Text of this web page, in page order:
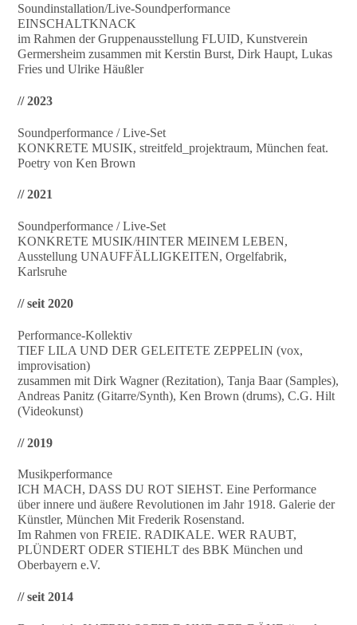
Soundinstallation/Live-Soundperformance
EINSCHALTKNACK
im Rahmen der Gruppenausstellung FLUID, Kunstverein
Germersheim zusammen mit Kerstin Burst, Dirk Haupt, Lukas
Fries und Ulrike Häußler
// 2023
Soundperformance / Live-Set
KONKRETE MUSIK, streitfeld_projektraum, München feat.
Poetry von Ken Brown
// 2021
Soundperformance / Live-Set
KONKRETE MUSIK/HINTER MEINEM LEBEN,
Ausstellung UNAUFFÄLLIGKEITEN, Orgelfabrik,
Karlsruhe
// seit 2020
Performance-Kollektiv
TIEF LILA UND DER GELEITETE ZEPPELIN (vox,
improvisation)
zusammen mit Dirk Wagner (Rezitation), Tanja Baar (Samples),
Andreas Panitz (Gitarre/Synth), Ken Brown (drums), C.G. Hilt
(Videokunst)
// 2019
Musikperformance
ICH MACH, DASS DU ROT SIEHST. Eine Performance
über innere und äußere Revolutionen im Jahr 1918. Galerie der
Künstler, München Mit Frederik Rosenstand.
Im Rahmen von FREIE. RADIKALE. WER RAUBT,
PLÜNDERT ODER STIEHLT des BBK München und
Oberbayern e.V.
// seit 2014